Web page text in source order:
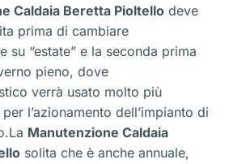
Caldaia Beretta Pioltello deve
prima di cambiare
su “estate” e la seconda prima
pieno, dove
verrà usato molto più
l’azionamento dell’impianto di
Manutenzione Caldaia
solita che è anche annuale,